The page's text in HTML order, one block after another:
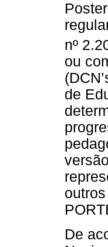
nº
ou
de
De